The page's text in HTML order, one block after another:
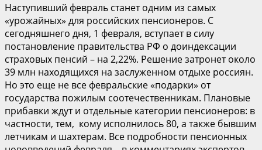
Наступивший февраль станет одним из самых
«урожайных» для российских пенсионеров. С
сегодняшнего дня, 1 февраля, вступает в силу
постановление правительства РФ о доиндексации
страховых пенсий – на 2,22%. Решение затронет около
39 млн находящихся на заслуженном отдыхе россиян.
Но это еще не все февральские «подарки» от
государства пожилым соотечественникам. Плановые
прибавки ждут и отдельные категории пенсионеров: в
частности, тем, кому исполнилось 80, а также бывшим
летчикам и шахтерам. Все подробности пенсионных